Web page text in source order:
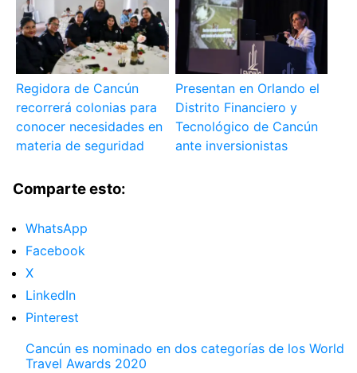
Regidora de Cancún
recorrerá colonias para
conocer necesidades en
materia de seguridad
Presentan en Orlando el
Distrito Financiero y
Tecnológico de Cancún
ante inversionistas
Comparte esto:
WhatsApp
Facebook
X
LinkedIn
Pinterest
Cancún es nominado en dos categorías de los World
Travel Awards 2020